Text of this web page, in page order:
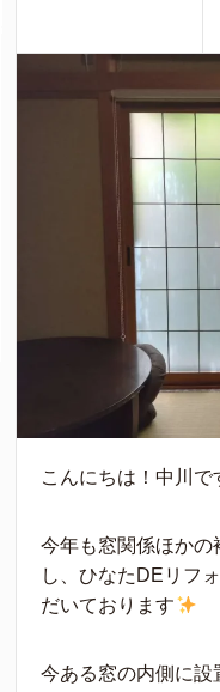
こんにちは！中川で
今年も窓関係ほかの
し、ひなたDEリフ
だいております
今ある窓の内側に設